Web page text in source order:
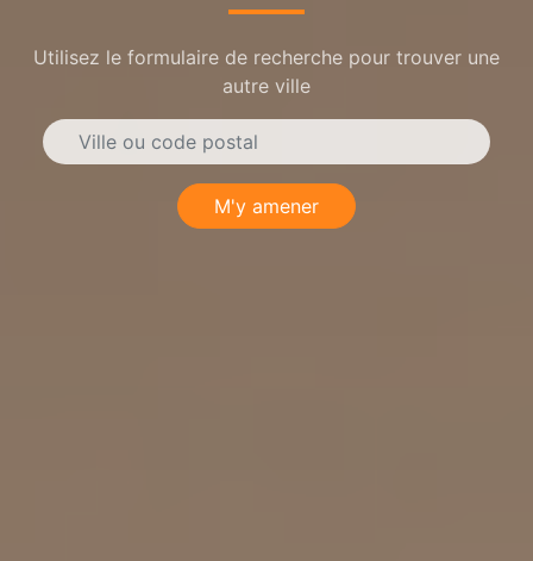
Utilisez le formulaire de recherche pour trouver une
autre ville
M'y amener